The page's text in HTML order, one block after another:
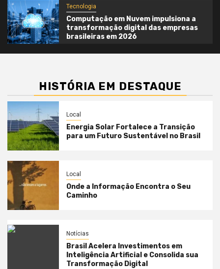
Tecnologia
Computação em Nuvem impulsiona a
transformação digital das empresas
brasileiras em 2026
HISTÓRIA EM DESTAQUE
Local
Energia Solar Fortalece a Transição
para um Futuro Sustentável no Brasil
Local
Onde a Informação Encontra o Seu
Caminho
Notícias
Brasil Acelera Investimentos em
Inteligência Artificial e Consolida sua
Transformação Digital